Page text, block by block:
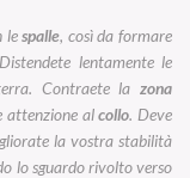
lespalle, così da formare
lentamente le
Contraete lazona
attenzione alcollo. Deve
la vostra stabilità
lo sguardo rivolto verso